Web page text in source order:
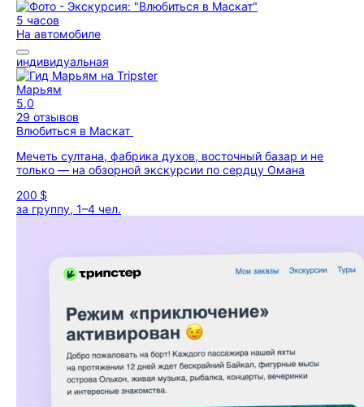
5 часов
На автомобиле
индивидуальная
Марьям
5,0
29 отзывов
Влюбиться в Маскат
Мечеть султана, фабрика духов, восточный базар и не
только — на обзорной экскурсии по сердцу Омана
200 $
за группу, 1–4 чел.